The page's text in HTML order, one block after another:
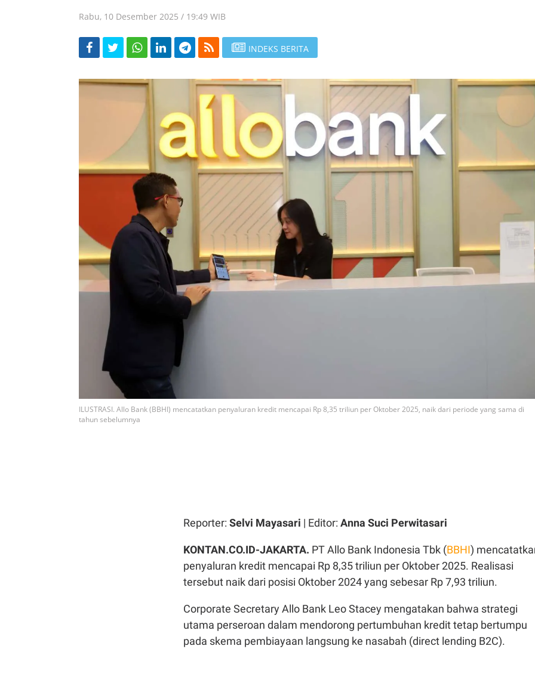
Rabu, 10 Desember 2025 / 19:49 WIB
INDEKS BERITA
ILUSTRASI. Allo Bank (BBHI) mencatatkan penyaluran kredit mencapai Rp 8,35 triliun per Oktober 2025, naik dari periode yang sama di
tahun sebelumnya
Reporter: Selvi Mayasari | Editor: Anna Suci Perwitasari
KONTAN.CO.ID-JAKARTA. PT Allo Bank Indonesia Tbk (BBHI)
penyaluran kredit mencapai Rp 8,35 triliun per Oktober 2025. Realisasi
tersebut naik dari posisi Oktober 2024 yang sebesar Rp 7,93 triliun.
Corporate Secretary Allo Bank Leo Stacey mengatakan bahwa strategi
utama perseroan dalam mendorong pertumbuhan kredit tetap bertumpu
pada skema pembiayaan langsung ke nasabah (direct lending B2C).